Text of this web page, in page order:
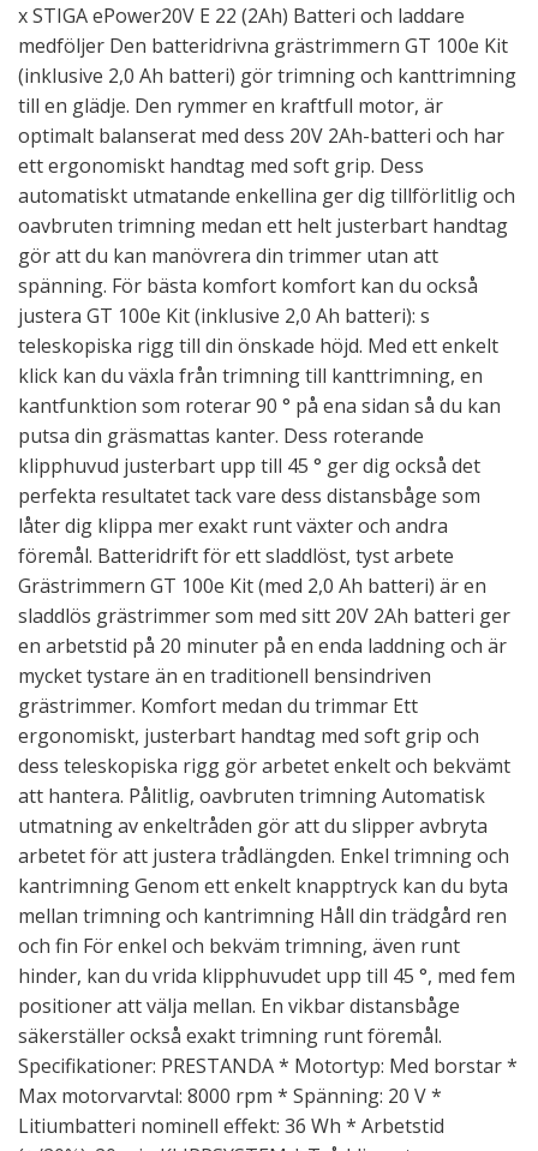
x STIGA ePower20V E 22 (2Ah) Batteri och laddare
medföljer Den batteridrivna grästrimmern GT 100e Kit
(inklusive 2,0 Ah batteri) gör trimning och kanttrimning
till en glädje. Den rymmer en kraftfull motor, är
optimalt balanserat med dess 20V 2Ah-batteri och har
ett ergonomiskt handtag med soft grip. Dess
automatiskt utmatande enkellina ger dig tillförlitlig och
oavbruten trimning medan ett helt justerbart handtag
gör att du kan manövrera din trimmer utan att
spänning. För bästa komfort komfort kan du också
justera GT 100e Kit (inklusive 2,0 Ah batteri): s
teleskopiska rigg till din önskade höjd. Med ett enkelt
klick kan du växla från trimning till kanttrimning, en
kantfunktion som roterar 90 ° på ena sidan så du kan
putsa din gräsmattas kanter. Dess roterande
klipphuvud justerbart upp till 45 ° ger dig också det
perfekta resultatet tack vare dess distansbåge som
låter dig klippa mer exakt runt växter och andra
föremål. Batteridrift för ett sladdlöst, tyst arbete
Grästrimmern GT 100e Kit (med 2,0 Ah batteri) är en
sladdlös grästrimmer som med sitt 20V 2Ah batteri ger
en arbetstid på 20 minuter på en enda laddning och är
mycket tystare än en traditionell bensindriven
grästrimmer. Komfort medan du trimmar Ett
ergonomiskt, justerbart handtag med soft grip och
dess teleskopiska rigg gör arbetet enkelt och bekvämt
att hantera. Pålitlig, oavbruten trimning Automatisk
utmatning av enkeltråden gör att du slipper avbryta
arbetet för att justera trådlängden. Enkel trimning och
kantrimning Genom ett enkelt knapptryck kan du byta
mellan trimning och kantrimning Håll din trädgård ren
och fin För enkel och bekväm trimning, även runt
hinder, kan du vrida klipphuvudet upp till 45 °, med fem
positioner att välja mellan. En vikbar distansbåge
säkerställer också exakt trimning runt föremål.
Specifikationer: PRESTANDA * Motortyp: Med borstar *
Max motorvarvtal: 8000 rpm * Spänning: 20 V *
Litiumbatteri nominell effekt: 36 Wh * Arbetstid